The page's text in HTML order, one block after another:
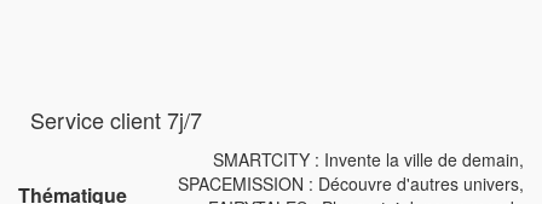
Service client 7j/7
Thématique
SMARTCITY : Invente la ville de demain,
SPACEMISSION : Découvre d'autres univers,